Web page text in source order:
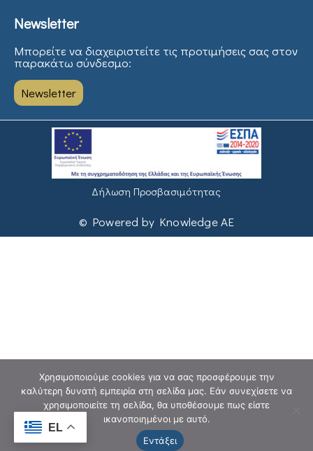
Newsletter
Μπορείτε να διαχειριστείτε τις προτιμήσεις σας στον
παρακάτω σύνδεσμο:
Newsletter
Δήλωση Προσβασιμότητας
© Powered by Knowledge AE
EL
Χρησιμοποιούμε cookies για να σας προσφέρουμε την
καλύτερη δυνατή εμπειρία στη σελίδα μας. Εάν συνεχίσετε να
χρησιμοποιείτε τη σελίδα, θα υποθέσουμε πως είστε
ικανοποιημένοι με αυτό.
Εντάξει